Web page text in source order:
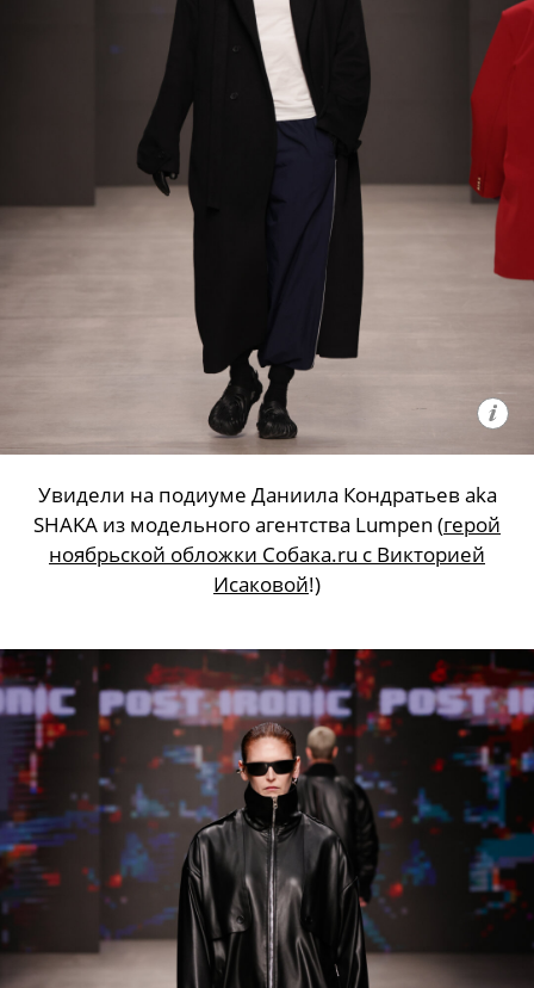
Увидели на подиуме Даниила Кондратьев aka
SHAKA из модельного агентства Lumpen (герой
ноябрьской обложки Собака.ru c Викторией
Исаковой!)